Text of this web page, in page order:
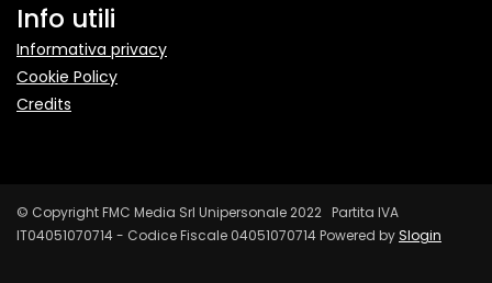
Info utili
Informativa privacy
Cookie Policy
Credits
© Copyright FMC Media Srl Unipersonale 2022 Partita IVA
IT04051070714 - Codice Fiscale 04051070714 Powered bySlogin